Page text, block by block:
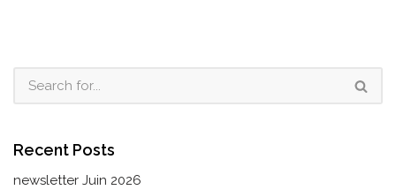
Recent Posts
newsletter Juin 2026